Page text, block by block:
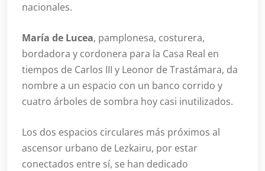
nacionales.
María de Lucea, pamplonesa, costurera,
bordadora y cordonera para la Casa Real en
tiempos de Carlos III y Leonor de Trastámara, da
nombre a un espacio con un banco corrido y
cuatro árboles de sombra hoy casi inutilizados.
Los dos espacios circulares más próximos al
ascensor urbano de Lezkairu, por estar
conectados entre sí, se han dedicado